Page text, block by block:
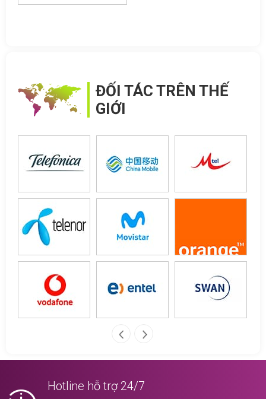
ĐỐI TÁC TRÊN THẾ
GIỚI
Hotline hỗ trợ 24/7